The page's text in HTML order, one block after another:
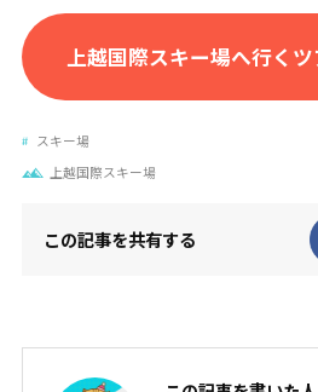
難易度
初級：30%
0%
スキー・ボ
スキー：70%
パーク
上越国際スキー場へ行く
スキー場
上越国際スキー場
この記事を共有する